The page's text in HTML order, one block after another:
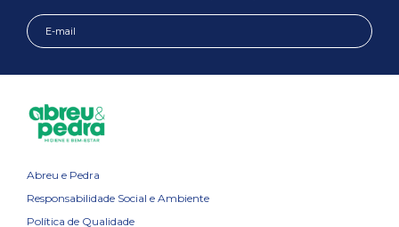
Abreu e Pedra
Responsabilidade Social e Ambiente
Política de Qualidade